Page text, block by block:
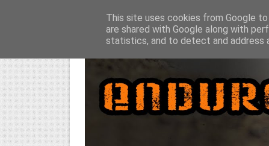
This site uses cookies from Google
are shared with Google along with
statistics, and to detect and address